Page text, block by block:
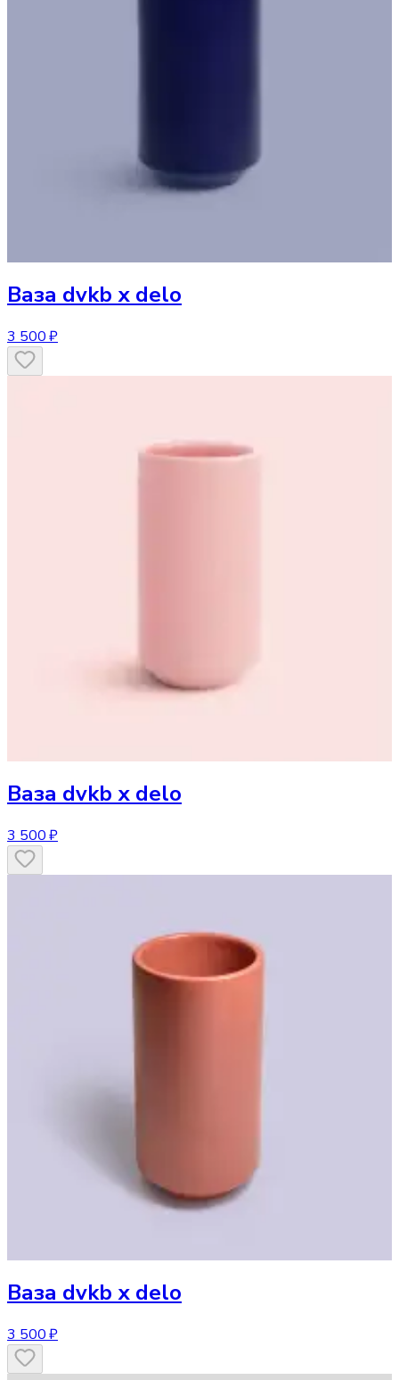
Ваза dvkb х delo
3 500 ₽
Ваза dvkb х delo
3 500 ₽
Ваза dvkb х delo
3 500 ₽